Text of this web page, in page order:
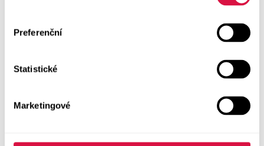
Preferenční
Statistické
Marketingové